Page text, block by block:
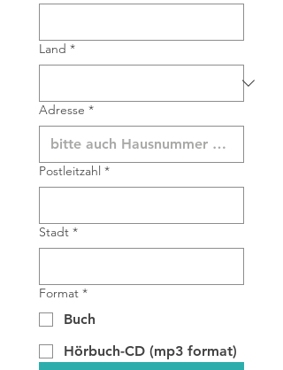
Land *
Adresse *
Postleitzahl *
Stadt *
Format *
Buch
Hörbuch-CD (mp3 format)